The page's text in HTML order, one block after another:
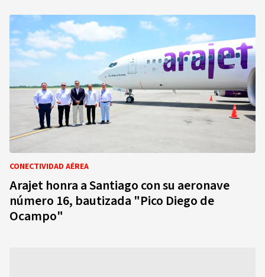
CONECTIVIDAD AÉREA
Arajet honra a Santiago con su aeronave
número 16, bautizada "Pico Diego de
Ocampo"